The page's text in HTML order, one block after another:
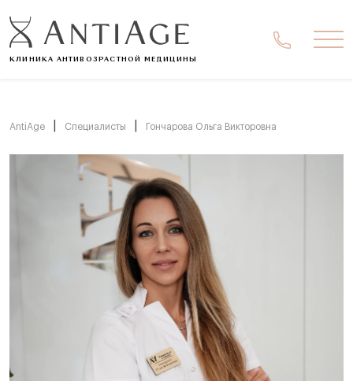
КЛИНИКА АНТИВОЗРАСТНОЙ МЕДИЦИНЫ
AntiAge Специалисты Гончарова Ольга Викторовна